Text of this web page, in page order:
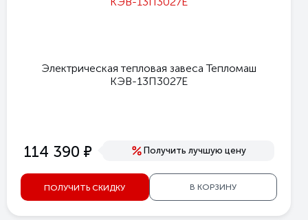
Электрическая тепловая завеса Тепломаш
КЭВ-13П3027Е
114 390 е Получить лучшую цену
ПОЛУЧИТЬ СКИДКУ В КОРЗИНУ